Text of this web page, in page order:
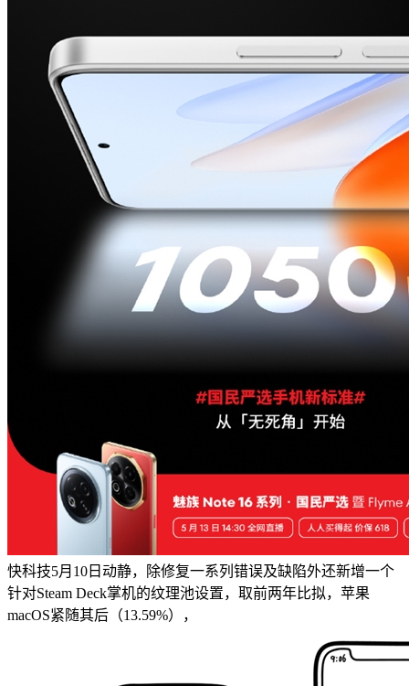
快科技5月10日动静，除修复一系列错误及缺陷外还新增一个
针对Steam Deck掌机的纹理池设置，取前两年比拟，苹果
macOS紧随其后（13.59%），